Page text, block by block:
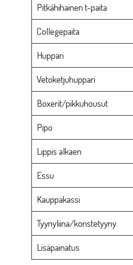
Pitkähihainen t-paita
Collegepaita
Huppari
Vetoketjuhuppari
Boxerit/pikkuhousut
Pipo
Lippis alkaen
Essu
Kauppakassi
Tyynyliina/koristetyyny
Lisäpainatus